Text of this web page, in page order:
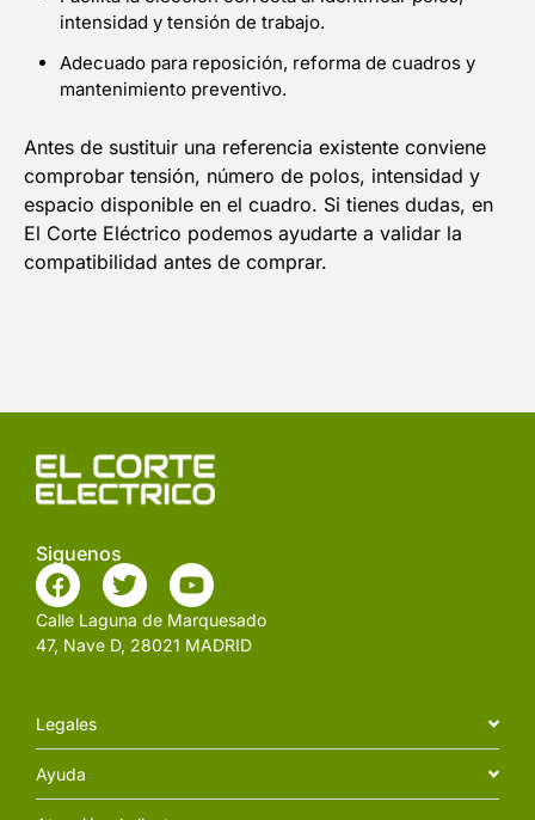
intensidad y tensión de trabajo.
Adecuado para reposición, reforma de cuadros y
mantenimiento preventivo.
Antes de sustituir una referencia existente conviene
comprobar tensión, número de polos, intensidad y
espacio disponible en el cuadro. Si tienes dudas, en
El Corte Eléctrico podemos ayudarte a validar la
compatibilidad antes de comprar.
Siguenos
Calle Laguna de Marquesado
47, Nave D, 28021 MADRID
Legales
Ayuda